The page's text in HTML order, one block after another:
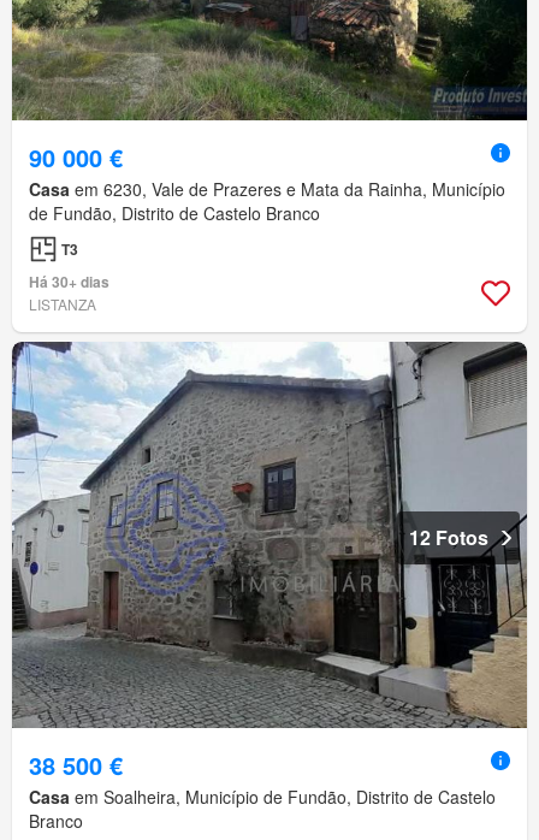
90 000 €
Casa em 6230, Vale de Prazeres e Mata da Rainha, Município
de Fundão, Distrito de Castelo Branco
T3
Há 30+ dias
LISTANZA
12 Fotos
38 500 €
Casa em Soalheira, Município de Fundão, Distrito de Castelo
Branco